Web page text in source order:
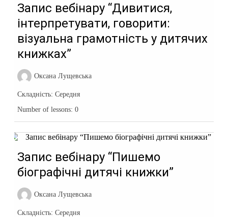
Запис вебінару “Дивитися,
інтерпретувати, говорити:
візуальна грамотність у дитячих
книжках”
Оксана Лущевська
Складність: Середня
Number of lessons: 0
Запис вебінару “Пишемо
біографічні дитячі книжки”
Оксана Лущевська
Складність: Середня